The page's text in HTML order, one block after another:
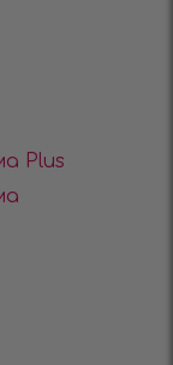
Plus